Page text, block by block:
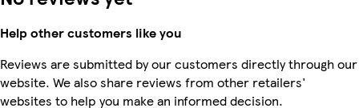
Help other customers like you
Reviews are submitted by our customers directly through our
website. We also share reviews from other retailers'
websites to help you make an informed decision.